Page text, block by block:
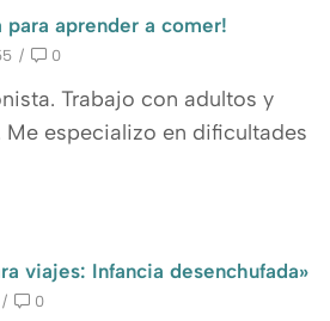
para aprender a comer!
/ 0
Trabajo con adultos y
especializo en dificultades
viajes: Infancia desenchufada»
/ 0